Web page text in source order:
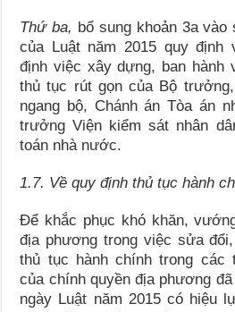
Thứ ba, bổ sung khoản 3a
của Luật năm 2015 quy định
định việc xây dựng, ban hành
thủ tục rút gọn của Bộ
ngang bộ, Chánh án Tòa án
trưởng Viện kiểm sát nhân
toán nhà nước.
1.7. Về quy định thủ tục hành
Để khắc phục khó khăn,
địa phương trong việc sửa
thủ tục hành chính trong các
của chính quyền địa phương
ngày Luật năm 2015 có hiệu